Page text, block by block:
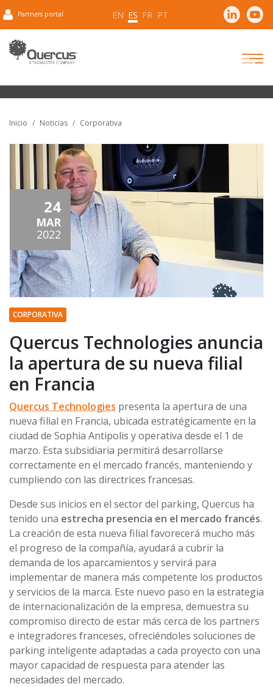
Partners portal EN ES FR PT
Inicio Noticias Corporativa
24
MAR
2022
CORPORATIVA
Quercus Technologies anuncia
la apertura de su nueva filial
en Francia
Quercus Technologies presenta la apertura de una
nueva filial en Francia, ubicada estratégicamente en la
ciudad de Sophia Antipolis y operativa desde el 1 de
marzo. Esta subsidiaria permitirá desarrollarse
correctamente en el mercado francés, manteniendo y
cumpliendo con las directrices francesas.
Desde sus inicios en el sector del parking, Quercus ha
tenido una estrecha presencia en el mercado francés.
La creación de esta nueva filial favorecerá mucho más
el progreso de la compañía, ayudará a cubrir la
demanda de los aparcamientos y servirá para
implementar de manera más competente los productos
y servicios de la marca. Este nuevo paso en la estrategia
de internacionalización de la empresa, demuestra su
compromiso directo de estar más cerca de los partners
e integradores franceses, ofreciéndoles soluciones de
parking inteligente adaptadas a cada proyecto con una
mayor capacidad de respuesta para atender las
necesidades del mercado.